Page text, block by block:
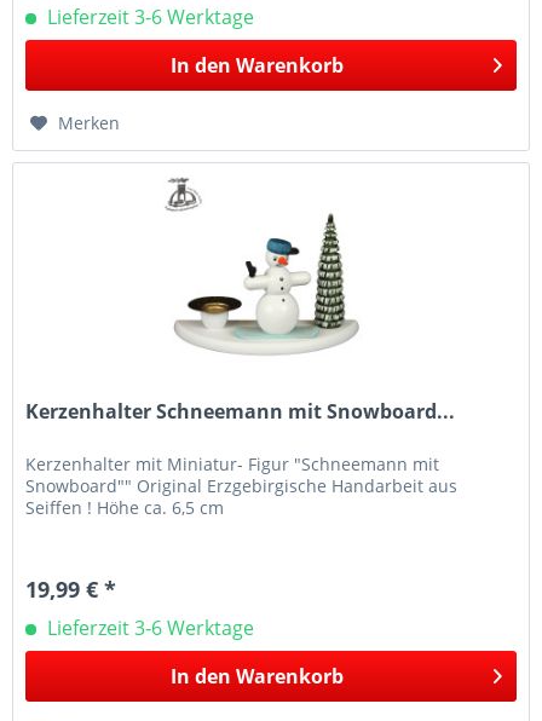
Lieferzeit 3-6 Werktage
In den Warenkorb
Merken
Kerzenhalter Schneemann mit Snowboard...
Kerzenhalter mit Miniatur- Figur "Schneemann mit
Snowboard"" Original Erzgebirgische Handarbeit aus
Seiffen ! Höhe ca. 6,5 cm
19,99 € *
Lieferzeit 3-6 Werktage
In den Warenkorb